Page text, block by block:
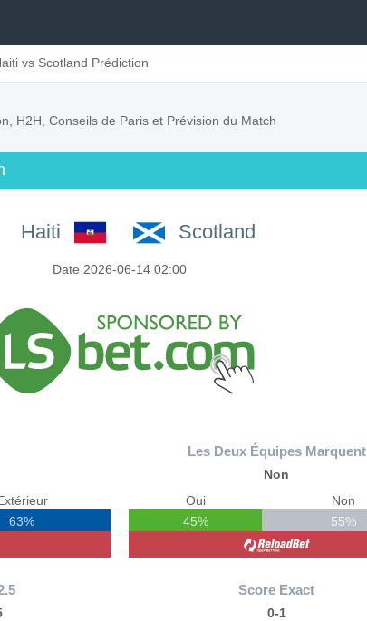
vs Scotland Prédiction
H2H, Conseils de Paris et Prévision du Match
Haiti Scotland
Date 2026-06-14 02:00
63%
Les Deux Équipes Marquent
Non
Oui
45%
Non
55%
Score Exact
0-1